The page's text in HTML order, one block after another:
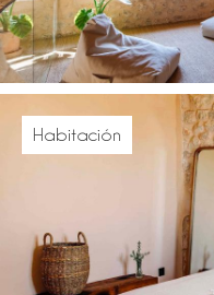
Habitación